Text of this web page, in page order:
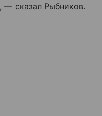
— сказал Рыбников.